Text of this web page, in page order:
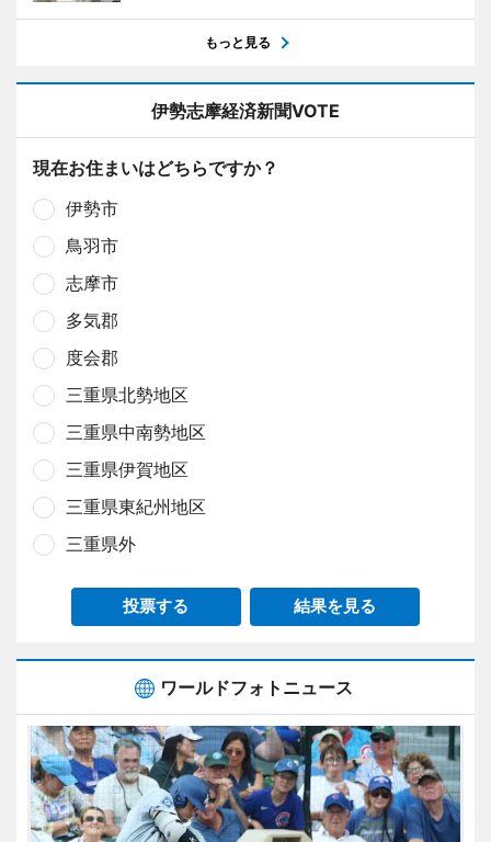
もっと見る
伊勢志摩経済新聞VOTE
現在お住まいはどちらですか？
伊勢市
鳥羽市
志摩市
多気郡
度会郡
三重県北勢地区
三重県中南勢地区
三重県伊賀地区
三重県東紀州地区
三重県外
投票する 結果を見る
ワールドフォトニュース